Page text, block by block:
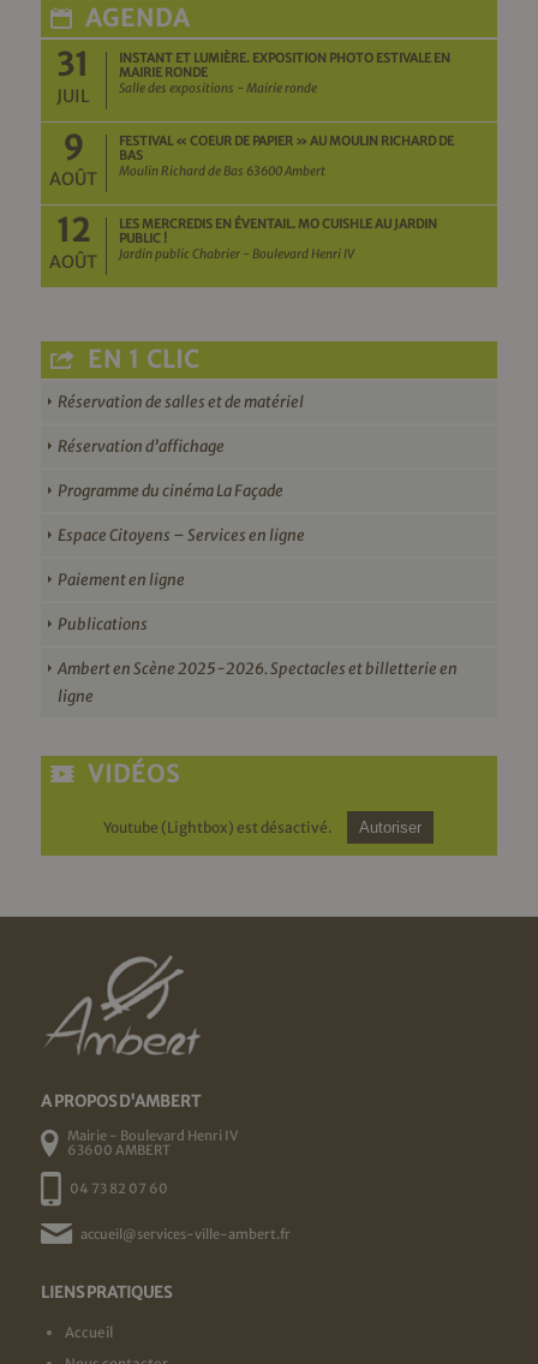
AGENDA
31
JUIL
INSTANT ET LUMIÈRE. EXPOSITION PHOTO ESTIVALE EN
MAIRIE RONDE
Salle des expositions - Mairie ronde
9
AOÛT
FESTIVAL « COEUR DE PAPIER » AU MOULIN RICHARD DE
BAS
Moulin Richard de Bas 63600 Ambert
12
AOÛT
LES MERCREDIS EN ÉVENTAIL. MO CUISHLE AU JARDIN
PUBLIC !
Jardin public Chabrier - Boulevard Henri IV
EN 1 CLIC
Réservation de salles et de matériel
Réservation d’affichage
Programme du cinéma La Façade
Espace Citoyens – Services en ligne
Paiement en ligne
Publications
Ambert en Scène 2025-2026. Spectacles et billetterie en
ligne
VIDÉOS
Youtube (Lightbox) est désactivé. Autoriser
A PROPOS D'AMBERT
Mairie - Boulevard Henri IV
63600 AMBERT
04 73 82 07 60
accueil@services-ville-ambert.fr
LIENS PRATIQUES
Accueil